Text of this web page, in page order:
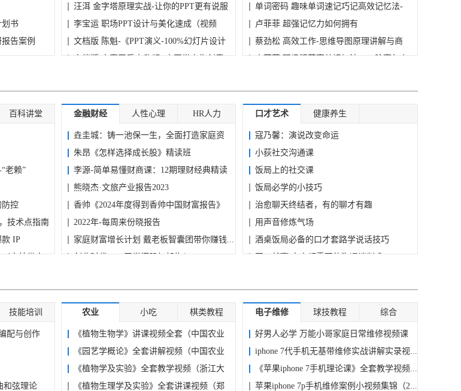
划书
告案例
网...
汪洱 金字塔原理实战-让你的PPT更有说服
力...
李宝运 职场PPT设计与美化速成（视频
版）...
文档版 陈魁-《PPT演义-100%幻灯片设计
八...
力...
单词密码 趣味单词速记巧记高效记忆法-
非...
卢菲菲 超强记忆力如何拥有
蔡劲松 高效工作-思维导图原理讲解与商
（视...
百科讲堂
老赖”
防控
技术点指南
款 IP
金融财经 人性心理 HR人力
垚圭城：铸一池保一生，全面打造家庭资
产...
朱昂《怎样选择成长股》精读班
李源-简单易懂财商课：12期理财经典精读
班...
熊晓杰·文旅产业报告2023
香帅《2024年度得到香帅中国财富报告》
2022年-每周来份晓报告
家庭财富增长计划 戴老板智囊团带你赚钱...
口才艺术 健康养生
寇乃馨：演说改变命运
小荻社交沟通课
饭局上的社交课
饭局必学的小技巧
治愈聊天终结者，有的聊才有趣
用声音修炼气场
酒桌饭局必备的口才套路学说话技巧
能，...
技能培训
配与创作
和弦理论
农业 小吃 棋类教程
《植物生物学》讲课视频全套（中国农业
大...
《园艺学概论》全套讲解视频（中国农业
大...
《植物学及实验》全套教学视频（浙江大
学...
《植物生理学及实验》全套讲课视频（郑
电子维修 球技教程 综合
好男人必学 万能小哥家庭日常维修视频课
程...
iphone 7代手机无基带维修实战讲解实录视...
《苹果iphone 7手机理论课》全套教学视频...
苹果iphone 7p手机维修案例小视频集锦（2...